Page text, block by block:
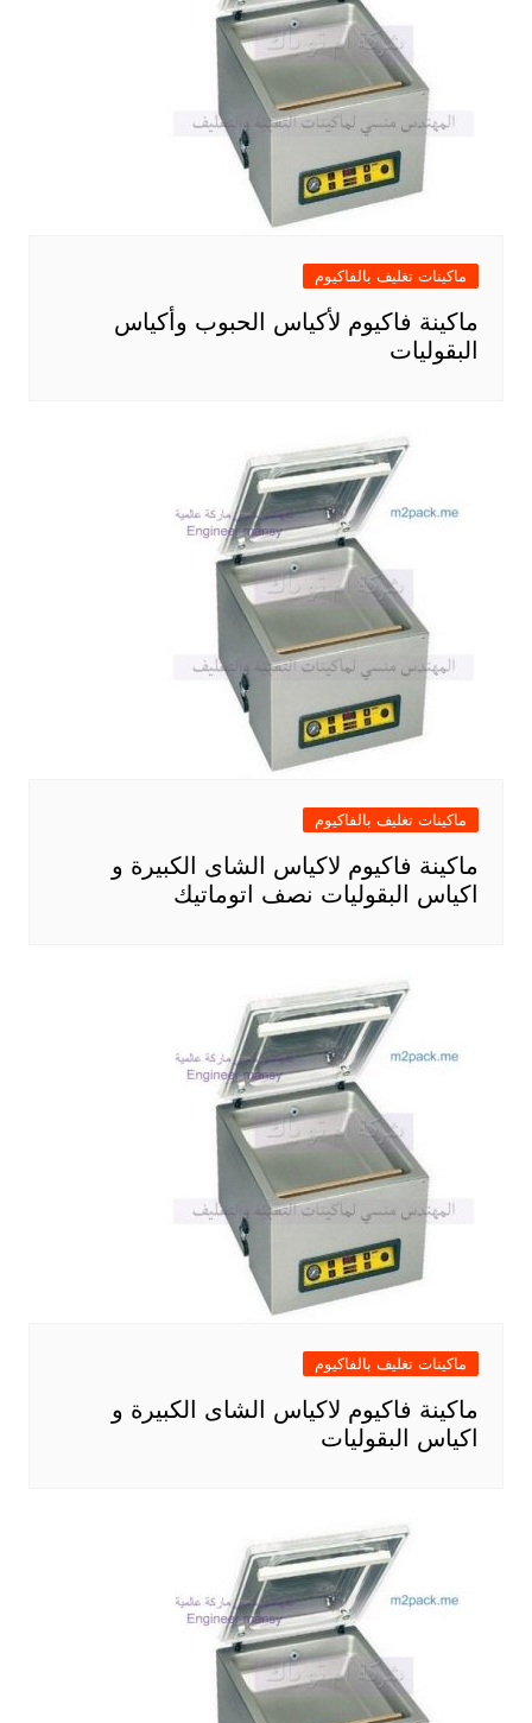
ماكينات تغليف بالفاكيوم
ماكينة فاكيوم لأكياس الحبوب وأكياس
البقوليات
ماكينات تغليف بالفاكيوم
ماكينة فاكيوم لاكياس الشاى الكبيرة و
اكياس البقوليات نصف اتوماتيك
ماكينات تغليف بالفاكيوم
ماكينة فاكيوم لاكياس الشاى الكبيرة و
اكياس البقوليات